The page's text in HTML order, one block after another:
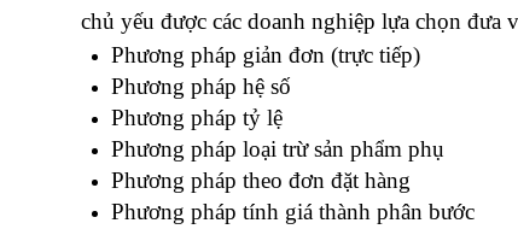
chủ yếu được các doanh nghiệp lựa chọn đưa
Phương pháp giản đơn (trực tiếp)
Phương pháp hệ số
Phương pháp tỷ lệ
Phương pháp loại trừ sản phẩm phụ
Phương pháp theo đơn đặt hàng
Phương pháp tính giá thành phân bước